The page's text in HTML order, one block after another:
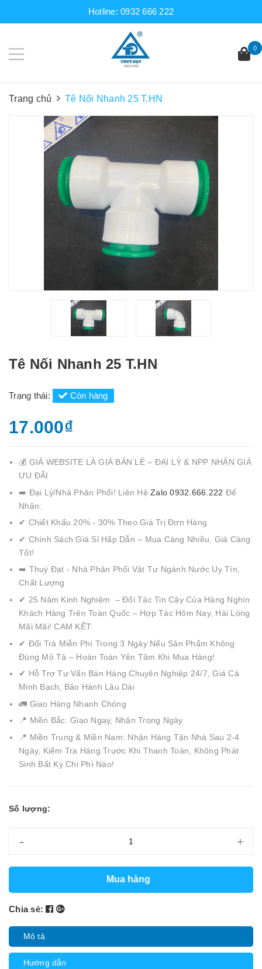
Hotline:0932 666 222
0
Trang chủ Tê Nối Nhanh 25 T.HN
Tê Nối Nhanh 25 T.HN
Trạng thái: Còn hàng
17.000₫
💰 GIÁ WEBSITE LÀ GIÁ BÁN LẺ – ĐẠI LÝ & NPP NHẬN GIÁ
ƯU ĐÃI
➡️ Đại Lý/Nhà Phân Phối! Liên Hệ Zalo 0932.666.222 Để
Nhận:
✔ Chiết Khấu 20% - 30% Theo Giá Trị Đơn Hàng
✔ Chính Sách Giá Sỉ Hấp Dẫn – Mua Càng Nhiều, Giá Càng
Tốt!
➡️ Thuý Đạt - Nhà Phân Phối Vật Tư Ngành Nước Uy Tín,
Chất Lượng
✔ 25 Năm Kinh Nghiệm – Đối Tác Tin Cậy Của Hàng Nghìn
Khách Hàng Trên Toàn Quốc – Hợp Tác Hôm Nay, Hài Lòng
Mãi Mãi! CAM KẾT:
✔ Đổi Trả Miễn Phí Trong 3 Ngày Nếu Sản Phẩm Không
Đúng Mô Tả – Hoàn Toàn Yên Tâm Khi Mua Hàng!
✔ Hỗ Trợ Tư Vấn Bán Hàng Chuyên Nghiệp 24/7, Giá Cả
Minh Bạch, Bảo Hành Lâu Dài
🚛 Giao Hàng Nhanh Chóng
📍 Miền Bắc: Giao Ngay, Nhận Trong Ngày
📍 Miền Trung & Miền Nam: Nhận Hàng Tận Nhà Sau 2-4
Ngày, Kiểm Tra Hàng Trước Khi Thanh Toán, Không Phát
Sinh Bất Kỳ Chi Phí Nào!
Số lượng:
- +
Mua hàng
Chia sẻ:
Mô tả
Hướng dẫn